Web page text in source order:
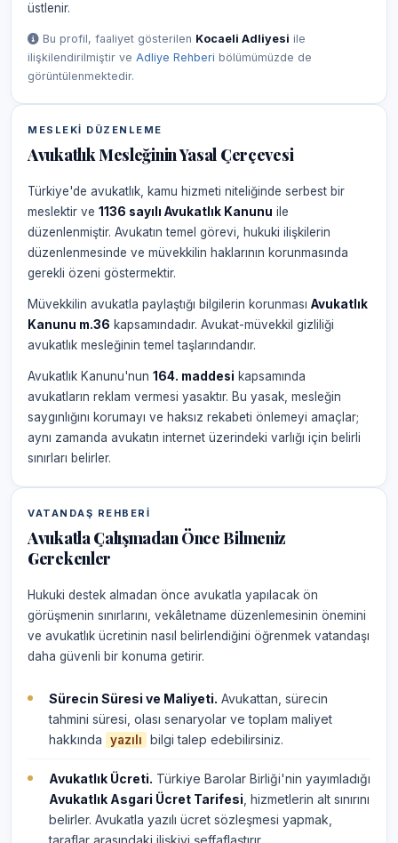
üstlenir.
Bu profil, faaliyet gösterilen Kocaeli Adliyesi ile
ilişkilendirilmiştir ve Adliye Rehberi bölümümüzde de
görüntülenmektedir.
MESLEKI DÜZENLEME
Avukatlık Mesleğinin Yasal Çerçevesi
Türkiye'de avukatlık, kamu hizmeti niteliğinde serbest bir
meslektir ve 1136 sayılı Avukatlık Kanunu ile
düzenlenmiştir. Avukatın temel görevi, hukuki ilişkilerin
düzenlenmesinde ve müvekkilin haklarının korunmasında
gerekli özeni göstermektir.
Müvekkilin avukatla paylaştığı bilgilerin korunması Avukatlık
Kanunu m.36 kapsamındadır. Avukat-müvekkil gizliliği
avukatlık mesleğinin temel taşlarındandır.
Avukatlık Kanunu'nun 164. maddesi kapsamında
avukatların reklam vermesi yasaktır. Bu yasak, mesleğin
saygınlığını korumayı ve haksız rekabeti önlemeyi amaçlar;
aynı zamanda avukatın internet üzerindeki varlığı için belirli
sınırları belirler.
VATANDAŞ REHBERI
Avukatla Çalışmadan Önce Bilmeniz
Gerekenler
Hukuki destek almadan önce avukatla yapılacak ön
görüşmenin sınırlarını, vekâletname düzenlemesinin önemini
ve avukatlık ücretinin nasıl belirlendiğini öğrenmek vatandaşı
daha güvenli bir konuma getirir.
Sürecin Süresi ve Maliyeti. Avukattan, sürecin
tahmini süresi, olası senaryolar ve toplam maliyet
hakkında
yazılı bilgi talep edebilirsiniz.
Avukatlık Ücreti. Türkiye Barolar Birliği'nin yayımladığı
Avukatlık Asgari Ücret Tarifesi , hizmetlerin alt sınırını
belirler. Avukatla yazılı ücret sözleşmesi yapmak,
taraflar arasındaki ilişkiyi şeffaflaştırır.